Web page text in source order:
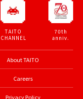
TAITO
CHANNEL
70th
anniv.
About TAITO
Careers
Privacy Policy